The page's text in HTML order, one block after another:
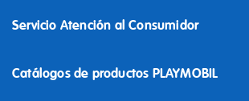
Servicio Atención al Consumidor
Catálogos de productos PLAYMOBIL